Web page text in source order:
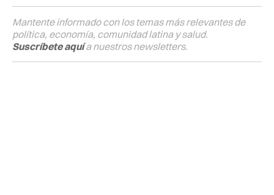
Mantente informado con los temas más relevantes de
política, economía, comunidad latina y salud.
Suscríbete aquía nuestros newsletters.